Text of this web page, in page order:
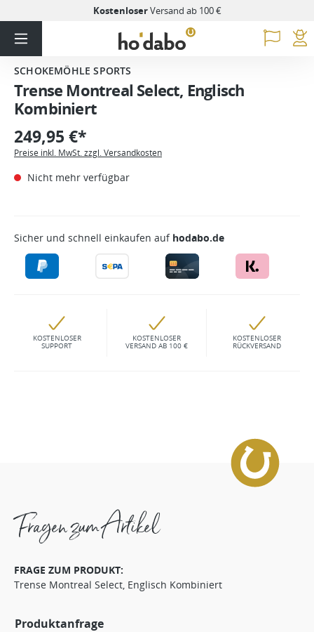
KostenloserVersand ab 100 €
SCHOKEMÖHLE SPORTS
Trense Montreal Select, Englisch
Kombiniert
249,95 €*
Preise inkl. MwSt. zzgl. Versandkosten
Nicht mehr verfügbar
Sicher und schnell einkaufen auf hodabo.de
KOSTENLOSER
SUPPORT
KOSTENLOSER
VERSAND AB 100 €
KOSTENLOSER
RÜCKVERSAND
Fragen zum Artikel
FRAGE ZUM PRODUKT:
Trense Montreal Select, Englisch Kombiniert
Produktanfrage